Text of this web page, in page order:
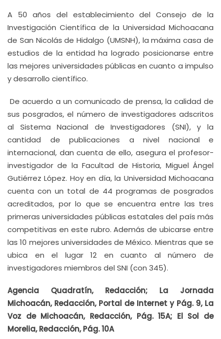
A 50 años del establecimiento del Consejo de la
Investigación Científica de la Universidad Michoacana
de San Nicolás de Hidalgo (UMSNH), la máxima casa de
estudios de la entidad ha logrado posicionarse entre
las mejores universidades públicas en cuanto a impulso
y desarrollo científico.
De acuerdo a un comunicado de prensa, la calidad de
sus posgrados, el número de investigadores adscritos
al Sistema Nacional de Investigadores (SNI), y la
cantidad de publicaciones a nivel nacional e
internacional, dan cuenta de ello, asegura el profesor-
investigador de la Facultad de Historia, Miguel Ángel
Gutiérrez López. Hoy en día, la Universidad Michoacana
cuenta con un total de 44 programas de posgrados
acreditados, por lo que se encuentra entre las tres
primeras universidades públicas estatales del país más
competitivas en este rubro. Además de ubicarse entre
las 10 mejores universidades de México. Mientras que se
ubica en el lugar 12 en cuanto al número de
investigadores miembros del SNI (con 345).
Agencia Quadratín, Redacción; La Jornada
Michoacán, Redacción, Portal de Internet y Pág. 9, La
Voz de Michoacán, Redacción, Pág. 15A; El Sol de
Morelia, Redacción, Pág. 10A